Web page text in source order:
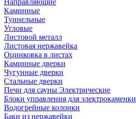
Направляющие
Каминные
Туннельные
Угловые
Листовой металл
Листовая нержавейка
Оцинковка в листах
Каминные дверки
Чугунные дверки
Стальные дверки
Печи для сауны Электрические
Блоки управления для электрокаменки
Водогрейные колонки
Баки из нержавейки